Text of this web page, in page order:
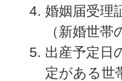
婚姻届受理
（新婚世帯
出産予定日
定がある世